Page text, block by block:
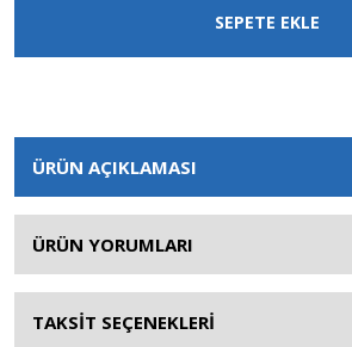
SEPETE EKLE
ÜRÜN AÇIKLAMASI
ÜRÜN YORUMLARI
TAKSİT SEÇENEKLERİ